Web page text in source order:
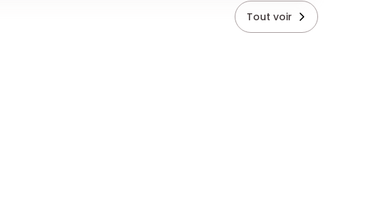
Tout voir